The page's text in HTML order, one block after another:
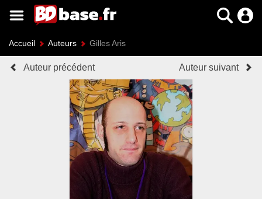
Accueil Auteurs Gilles Aris
Auteur précédent Auteur suivant